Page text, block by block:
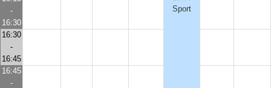
Sport
-
16:30
16:30
-
16:45
16:45
-